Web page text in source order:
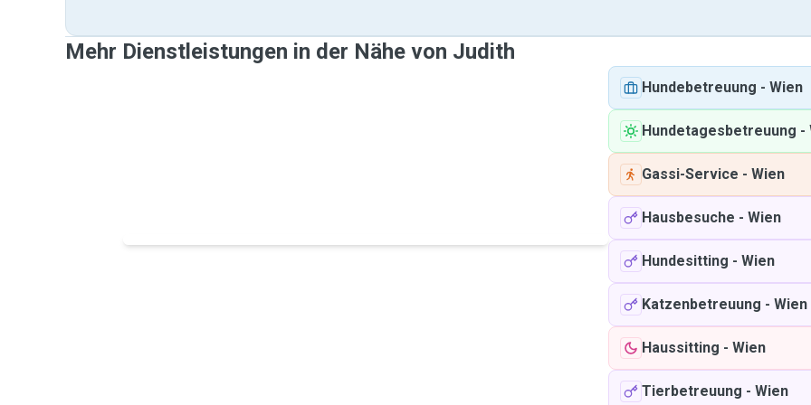
Mehr Dienstleistungen in der Nähe von Judith
Hundebetreuung - Wien
Hundetagesbetreuung -
Gassi-Service - Wien
Hausbesuche - Wien
Hundesitting - Wien
Katzenbetreuung - Wien
Haussitting - Wien
Tierbetreuung - Wien